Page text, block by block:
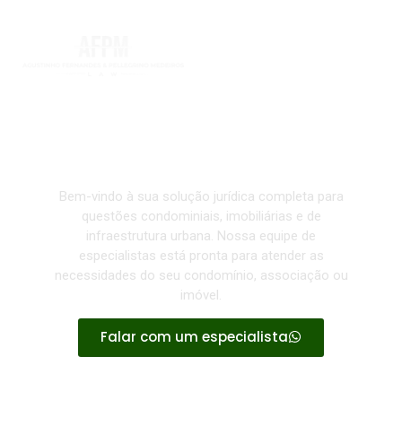
Bem-vindo à sua solução jurídica completa para
questões condominiais, imobiliárias e de
infraestrutura urbana. Nossa equipe de
especialistas está pronta para atender as
necessidades do seu condomínio, associação ou
imóvel.
Falar com um especialista